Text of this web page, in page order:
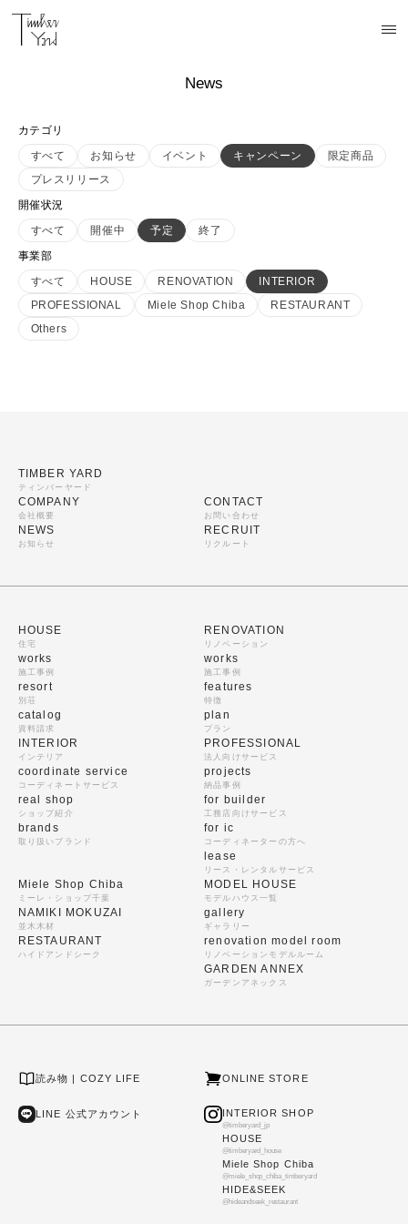
News
カテゴリ
すべて
お知らせ イベント キャンペーン
限定商品
プレスリリース
開催状況
すべて
開催中 予定
終了
事業部
すべて
HOUSE RENOVATION
INTERIOR
PROFESSIONAL
Miele Shop Chiba
RESTAURANT
Others
TIMBER YARD
ティンバーヤード
COMPANY
会社概要
NEWS
お知らせ
CONTACT
お問い合わせ
RECRUIT
リクルート
HOUSE
住宅
works
施工事例
resort
別荘
catalog
資料請求
RENOVATION
リノベーション
works
施工事例
features
特徴
plan
プラン
INTERIOR
インテリア
coordinate service
コーディネートサービス
real shop
ショップ紹介
brands
取り扱いブランド
PROFESSIONAL
法人向けサービス
projects
納品事例
for builder
工務店向けサービス
for ic
コーディネーターの方へ
lease
リース・レンタルサービス
Miele Shop Chiba
ミーレ・ショップ千葉
NAMIKI MOKUZAI
並木木材
RESTAURANT
ハイドアンドシーク
MODEL HOUSE
モデルハウス一覧
gallery
ギャラリー
renovation model room
リノベーションモデルルーム
GARDEN ANNEX
ガーデンアネックス
読み物 | COZY LIFE ONLINE STORE
LINE 公式アカウント INTERIOR SHOP
@timberyard_jp
HOUSE
@timberyard_house
Miele Shop Chiba
@miele_shop_chiba_timberyard
HIDE&SEEK
@hideandseek_restaurant